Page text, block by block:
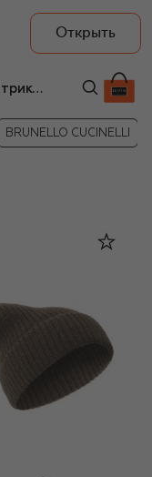
Открыть
Коричневые мужские трикотажные головные уборы Daniele Fiesoli
BRUNELLO CUCINELLI